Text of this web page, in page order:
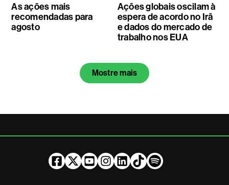
As ações mais
recomendadas para
agosto
Ações globais oscilam à
espera de acordo no Irã
e dados do mercado de
trabalho nos EUA
Mostre mais